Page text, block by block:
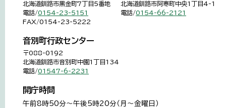
北海道釧路市黒金町7丁目5番地
電話/0154-23-5151
FAX/0154-23-5222
北海道釧路市阿寒町中央1丁目4-1
電話/0154-66-2121
音別町行政センター
〒088-0192
北海道釧路市音別町中園1丁目134
電話/01547-6-2231
開庁時間
午前8時50分～午後5時20分（月～金曜日）